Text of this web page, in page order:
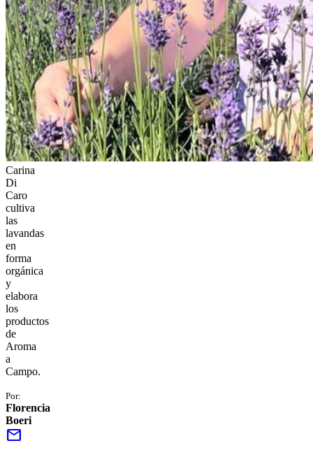
Carina
Di
Caro
cultiva
las
lavandas
en
forma
orgánica
y
elabora
los
productos
de
Aroma
a
Campo.
Por:
Florencia
Boeri
mail